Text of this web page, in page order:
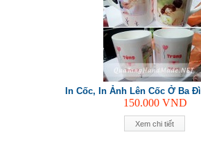
Xem chi tiết
In Cốc, In Ảnh Lên Cốc Ở Ba
150.000 VND